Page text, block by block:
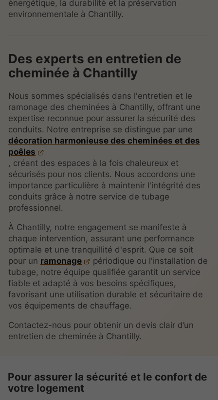
énergétique, la durabilité et la préservation
environnementale à Chantilly.
Des experts en entretien de
cheminée à Chantilly
Nous sommes spécialisés dans l'entretien et le
ramonage des cheminées à Chantilly, offrant une
expertise reconnue pour assurer la sécurité des
conduits. Notre entreprise se distingue par une
décoration harmonieuse des cheminées et des
poêles
, créant des espaces à la fois chaleureux et
sécurisés pour nos clients. Nous accordons une
importance particulière à maintenir l'intégrité des
conduits grâce à notre service de tubage
professionnel.
À Chantilly, notre engagement se manifeste à
chaque intervention, assurant une performance
optimale et une tranquillité d'esprit. Que ce soit
pour un ramonage
périodique ou l'installation de
tubage, notre équipe qualifiée garantit un service
fiable et adapté à vos besoins spécifiques,
favorisant une utilisation durable et sécuritaire de
vos équipements de chauffage.
Contactez-nous pour obtenir un devis clair d’un
entretien de cheminée à Chantilly.
Pour assurer la sécurité et le confort de
votre logement